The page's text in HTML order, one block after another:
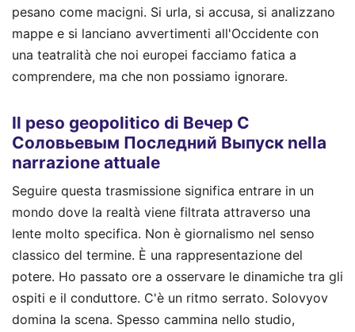
pesano come macigni. Si urla, si accusa, si analizzano
mappe e si lanciano avvertimenti all'Occidente con
una teatralità che noi europei facciamo fatica a
comprendere, ma che non possiamo ignorare.
Il peso geopolitico di Вечер С
Соловьевым Последний Выпуск nella
narrazione attuale
Seguire questa trasmissione significa entrare in un
mondo dove la realtà viene filtrata attraverso una
lente molto specifica. Non è giornalismo nel senso
classico del termine. È una rappresentazione del
potere. Ho passato ore a osservare le dinamiche tra gli
ospiti e il conduttore. C'è un ritmo serrato. Solovyov
domina la scena. Spesso cammina nello studio,